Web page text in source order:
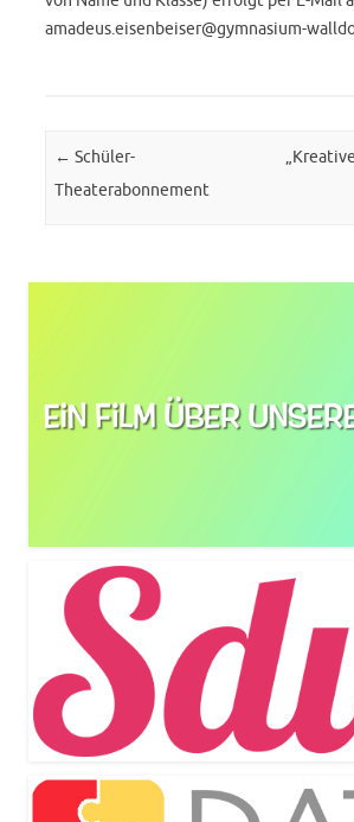
amadeus.eisenbeiser@gymnasium-
Post navigation
← Schüler-
Theaterabonnement